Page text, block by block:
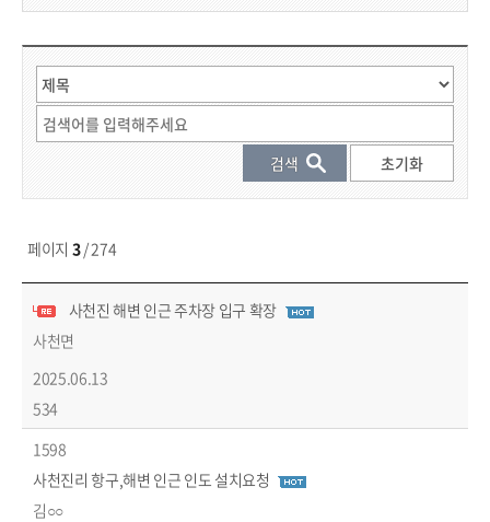
페이지 3/ 274
사천진 해변 인근 주차장 입구 확장
사천면
2025.06.13
534
1598
사천진리 항구,해변 인근 인도 설치요청
김○○